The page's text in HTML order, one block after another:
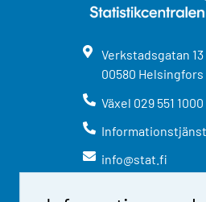
Verkstadsgatan 13
00580 Helsingfors
Växel 029 551 1000
Informationstjänst
info@stat.fi